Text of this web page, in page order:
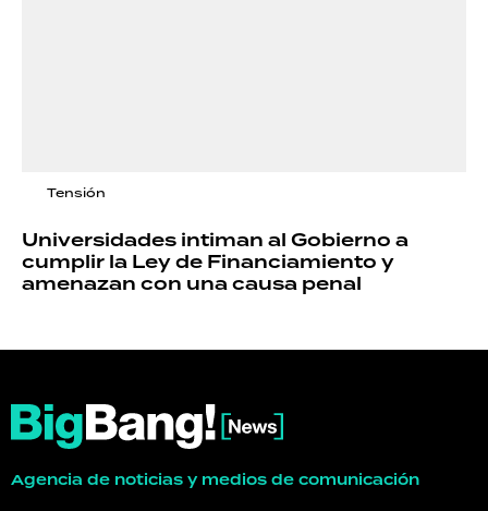
Tensión
Universidades intiman al Gobierno a
cumplir la Ley de Financiamiento y
amenazan con una causa penal
Agencia de noticias y medios de comunicación